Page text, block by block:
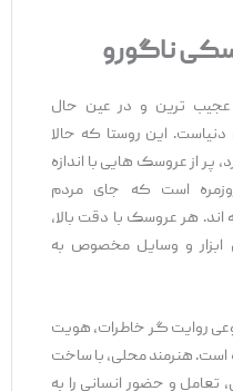
ناگورو
‌ترین و در عین حال
این روستا که حالا
از عروسک ‌هایی با اندازه
است که جای مردم
هر عروسک با دقت بالا،
و وسایل مخصوص به
روایت ‌گر خاطرات، هویت
است. هنرمند محلی، با ساخت
تعامل و حضور انسانی را به